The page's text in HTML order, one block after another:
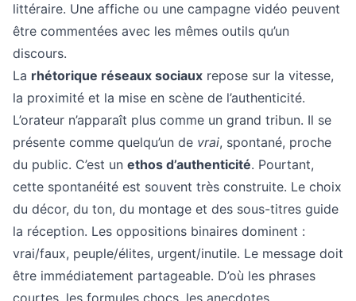
littéraire. Une affiche ou une campagne vidéo peuvent
être commentées avec les mêmes outils qu’un
discours.
La rhétorique réseaux sociaux repose sur la vitesse,
la proximité et la mise en scène de l’authenticité.
L’orateur n’apparaît plus comme un grand tribun. Il se
présente comme quelqu’un de vrai, spontané, proche
du public. C’est un ethos d’authenticité. Pourtant,
cette spontanéité est souvent très construite. Le choix
du décor, du ton, du montage et des sous-titres guide
la réception. Les oppositions binaires dominent :
vrai/faux, peuple/élites, urgent/inutile. Le message doit
être immédiatement partageable. D’où les phrases
courtes, les formules chocs, les anecdotes